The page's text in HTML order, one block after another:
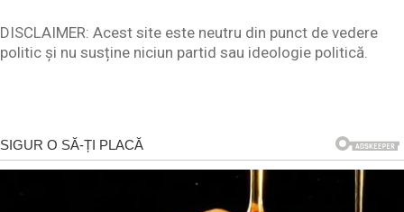
DISCLAIMER: Acest site este neutru din punct de vedere
politic și nu susține niciun partid sau ideologie politică.